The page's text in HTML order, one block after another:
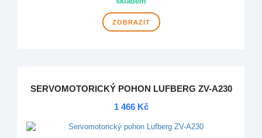
ZOBRAZIT
SERVOMOTORICKÝ POHON LUFBERG ZV-A230
1 466 Kč